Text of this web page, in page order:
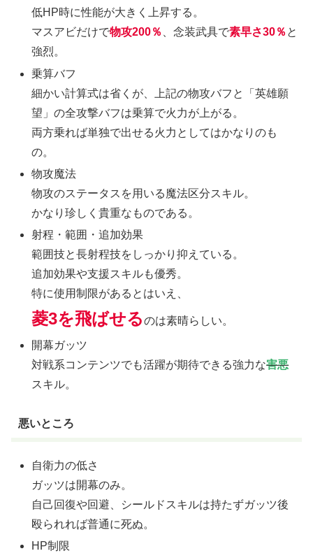
低HP時に性能が大きく上昇する。
マスアビだけで物攻200％ 、念装武具で素早さ30％ と
強烈。
乗算バフ
細かい計算式は省くが、上記の物攻バフと「英雄願
望」の全攻撃バフは乗算で火力が上がる。
両方乗れば単独で出せる火力としてはかなりのも
の。
物攻魔法
物攻のステータスを用いる魔法区分スキル。
かなり珍しく貴重なものである。
射程・範囲・追加効果
範囲技と長射程技をしっかり抑えている。
追加効果や支援スキルも優秀。
特に使用制限があるとはいえ、
菱3を飛ばせるのは素晴らしい。
開幕ガッツ
対戦系コンテンツでも活躍が期待できる強力な害悪
スキル。
悪いところ
自衛力の低さ
ガッツは開幕のみ。
自己回復や回避、シールドスキルは持たずガッツ後
殴られれば普通に死ぬ。
HP制限